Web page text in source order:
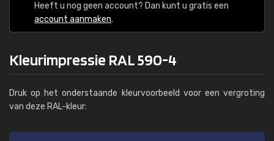
Heeft u nog geen account? Dan kunt u gratis een
account aanmaken.
Kleurimpressie RAL 590-4
Druk op het onderstaande kleurvoorbeeld voor een vergroting
van deze RAL-kleur: